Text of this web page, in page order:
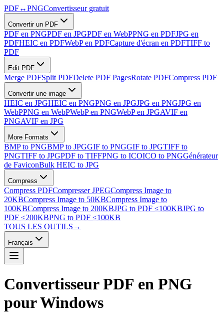
PDF↔PNGConvertisseur gratuit
Convertir un PDF
PDF en PNGPDF en JPGPDF en WebPPNG en PDFJPG en
PDFHEIC en PDFWebP en PDFCapture d'écran en PDFTIFF to
PDF
Edit PDF
Merge PDFSplit PDFDelete PDF PagesRotate PDFCompress PDF
Convertir une image
HEIC en JPGHEIC en PNGPNG en JPGJPG en PNGJPG en
WebPPNG en WebPWebP en PNGWebP en JPGAVIF en
PNGAVIF en JPG
More Formats
BMP to PNGBMP to JPGGIF to PNGGIF to JPGTIFF to
PNGTIFF to JPGPDF to TIFFPNG to ICOICO to PNGGénérateur
de FaviconBulk HEIC to JPG
Compress
Compress PDFCompresser JPEGCompress Image to
20KBCompress Image to 50KBCompress Image to
100KBCompress Image to 200KBJPG to PDF ≤100KBJPG to
PDF ≤200KBPNG to PDF ≤100KB
TOUS LES OUTILS →
Français
Convertisseur PDF en PNG
pour Windows